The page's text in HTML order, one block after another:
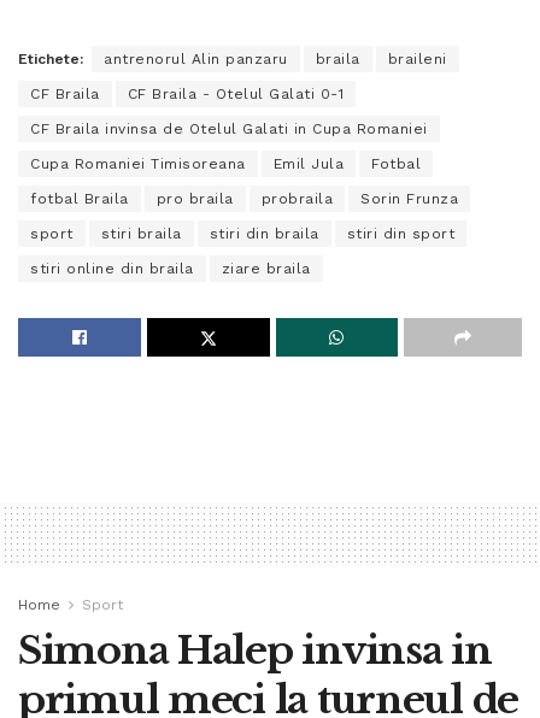
Etichete: antrenorul Alin panzaru braila braileni
CF Braila CF Braila - Otelul Galati 0-1
CF Braila invinsa de Otelul Galati in Cupa Romaniei
Cupa Romaniei Timisoreana Emil Jula Fotbal
fotbal Braila pro braila probraila Sorin Frunza
sport stiri braila stiri din braila stiri din sport
stiri online din braila ziare braila
Home Sport
Simona Halep invinsa in
primul meci la turneul de